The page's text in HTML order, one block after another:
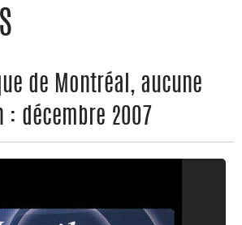
de Montréal, aucune
: décembre 2007